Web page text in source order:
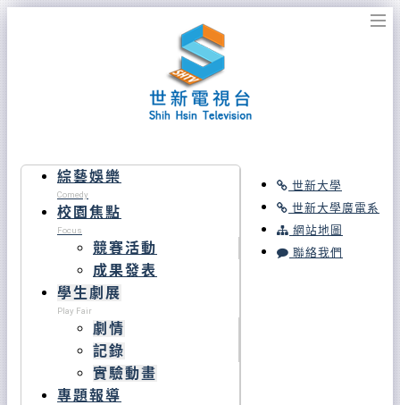
世新大學
世新大學廣電系
網站地圖
聯絡我們
綜藝娛樂
Comedy
校園焦點
Focus
競賽活動
成果發表
學生劇展
Play Fair
劇情
記錄
實驗動畫
專題報導